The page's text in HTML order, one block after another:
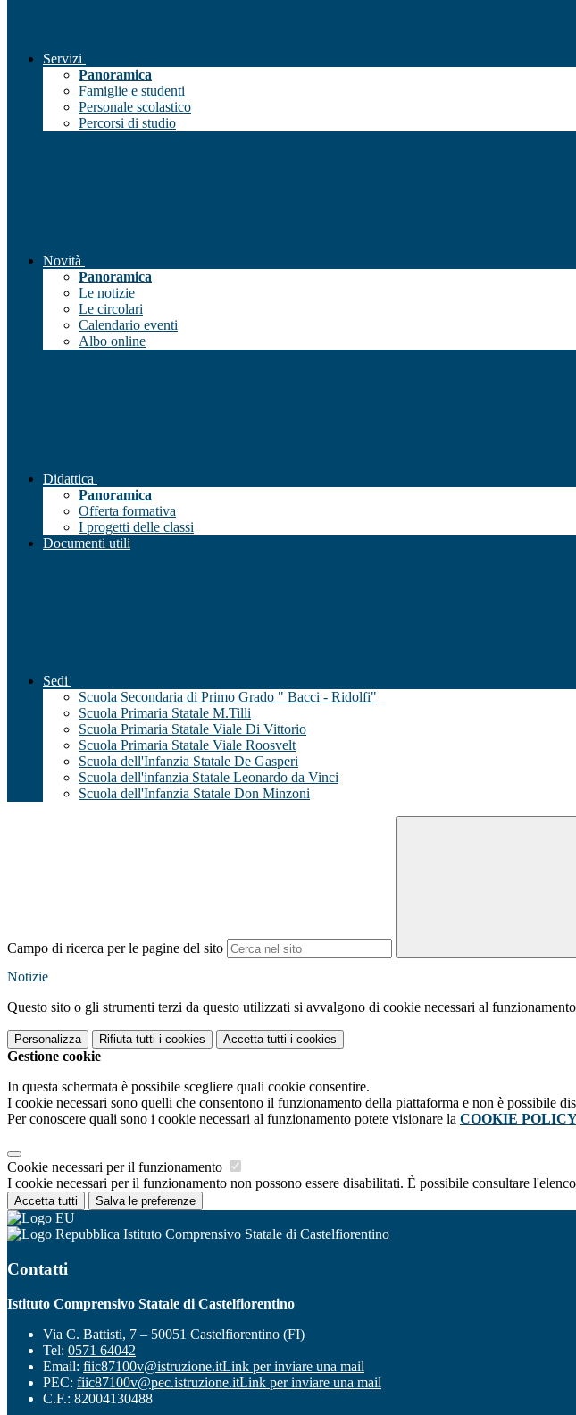
Servizi
Panoramica
Famiglie e studenti
Personale scolastico
Percorsi di studio
Novità
Panoramica
Le notizie
Le circolari
Calendario eventi
Albo online
Didattica
Panoramica
Offerta formativa
I progetti delle classi
Documenti utili
Sedi
Scuola Secondaria di Primo Grado " Bacci - Ridolfi"
Scuola Primaria Statale M.Tilli
Scuola Primaria Statale Viale Di Vittorio
Scuola Primaria Statale Viale Roosvelt
Scuola dell'Infanzia Statale De Gasperi
Scuola dell'infanzia Statale Leonardo da Vinci
Scuola dell'Infanzia Statale Don Minzoni
Campo di ricerca per le pagine del sito
Notizie
Questo sito o gli strumenti terzi da questo utilizzati si avvalgono di cookie necessari al
Personalizza Rifiuta tutti i cookies Accetta tutti i cookies
Gestione cookie
In questa schermata è possibile scegliere quali cookie consentire.
I cookie necessari sono quelli che consentono il funzionamento della piattaforma e non è possibile
Per conoscere quali sono i cookie necessari al funzionamento potete visionare la COOKIE
Cookie necessari per il funzionamento
I cookie necessari per il funzionamento non possono essere disabilitati. È possibile consultare
Accetta tutti Salva le preferenze
Istituto Comprensivo Statale di Castelfiorentino
Contatti
Istituto Comprensivo Statale di Castelfiorentino
Via C. Battisti, 7 – 50051 Castelfiorentino (FI)
Tel: 0571 64042
Email: fiic87100v@istruzione.itLink per inviare una mail
PEC: fiic87100v@pec.istruzione.itLink per inviare una mail
C.F.: 82004130488